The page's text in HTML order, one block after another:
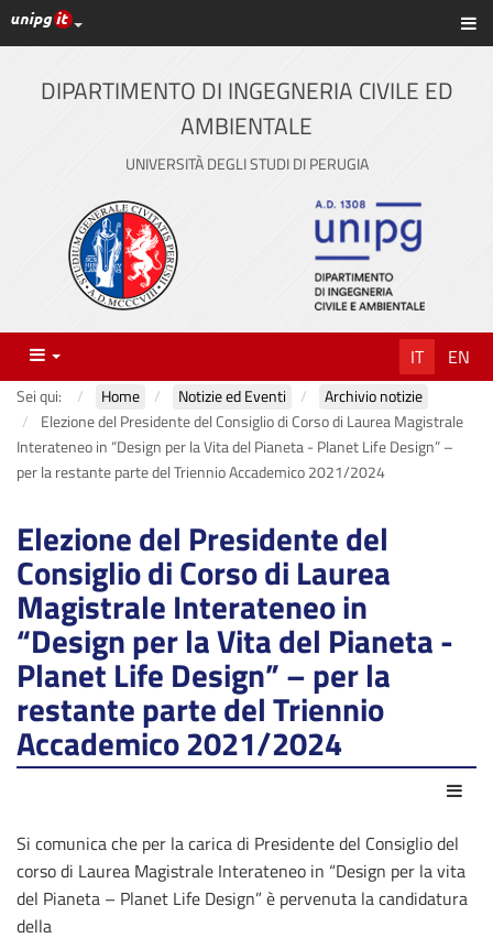
Vai
al
contenuto
principale
Link ai principali servizi web di Ateneo
DIPARTIMENTO DI INGEGNERIA CIVILE ED
AMBIENTALE
UNIVERSITÀ DEGLI STUDI DI PERUGIA
Menu IT EN
Sei qui: Home Notizie ed Eventi
Archivio notizie
Elezione del Presidente del Consiglio di Corso di Laurea Magistrale
Interateneo in “Design per la Vita del Pianeta - Planet Life Design” –
per la restante parte del Triennio Accademico 2021/2024
Elezione del Presidente del
Consiglio di Corso di Laurea
Magistrale Interateneo in
“Design per la Vita del Pianeta -
Planet Life Design” – per la
restante parte del Triennio
Accademico 2021/2024
Si comunica che per la carica di Presidente del Consiglio del
corso di Laurea Magistrale Interateneo in “Design per la vita
del Pianeta – Planet Life Design” è pervenuta la candidatura
della